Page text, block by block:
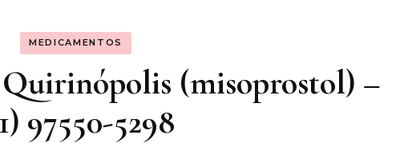
Entretenimento
MEDICAMENTOS
(misoprostol) –
97550-5298